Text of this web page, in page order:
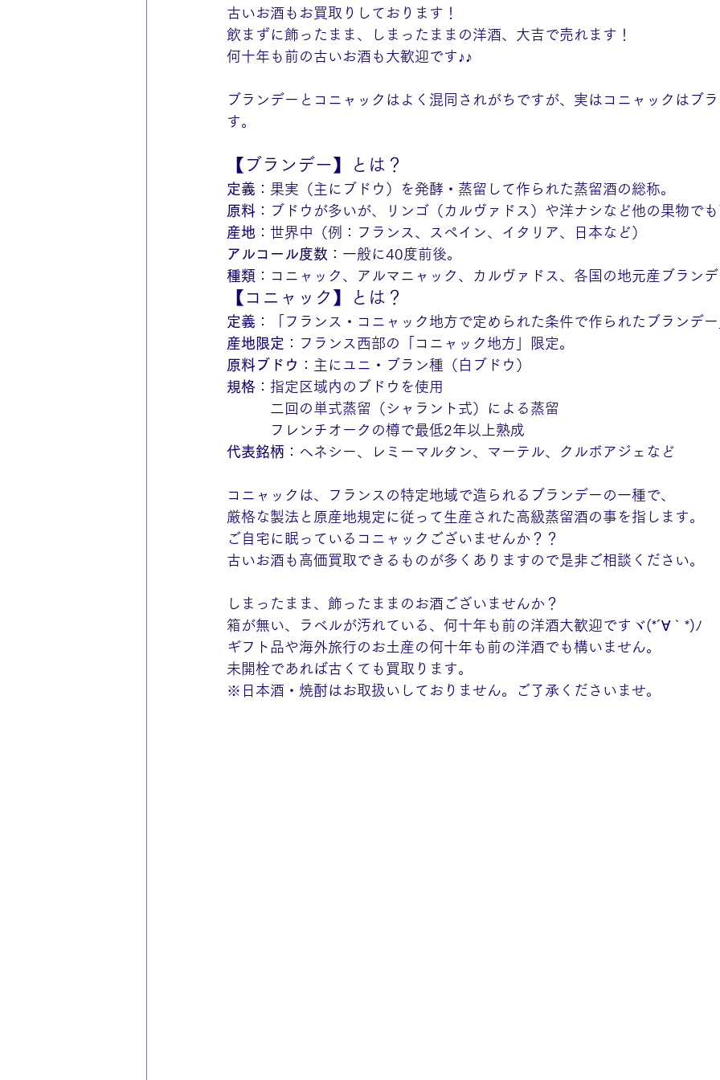
古いお酒もお買取りしております！
飲まずに飾ったまま、しまったままの洋酒、大吉で売れます！
何十年も前の古いお酒も大歓迎です♪♪
ブランデーとコニャックはよく混同されがちですが、実はコニャックはブ
す。
【ブランデー】とは？
定義 ：果実（主にブドウ）を発酵・蒸留して作られた蒸留酒の総称。
原料 ：ブドウが多いが、リンゴ（カルヴァドス）や洋ナシなど他の果物で
産地 ：世界中（例：フランス、スペイン、イタリア、日本など）
アルコール度数 ：一般に40度前後。
種類 ：コニャック、アルマニャック、カルヴァドス、各国の地元産ブラン
【コニャック】とは？
定義 ：「フランス・コニャック地方で定められた条件で作られたブランデ
産地限定 ：フランス西部の「コニャック地方」限定。
原料ブドウ
：主にユニ・ブラン種（白ブドウ）
規格 ：指定区域内のブドウを使用
二回の単式蒸留（シャラント式）による蒸留
フレンチオークの樽で最低2年以上熟成
代表銘柄 ：ヘネシー、レミーマルタン、マーテル、クルボアジェなど
コニャックは、フランスの特定地域で造られるブランデーの一種で、
厳格な製法と原産地規定に従って生産された高級蒸留酒の事を指します。
ご自宅に眠っているコニャックございませんか？？
古いお酒も高価買取できるものが多くありますので是非ご相談ください。
しまったまま、飾ったままのお酒ございませんか？
箱が無い、ラベルが汚れている、何十年も前の洋酒大歓迎ですヾ(*´∀｀*)ﾉ
ギフト品や海外旅行のお土産の何十年も前の洋酒でも構いません。
未開栓であれば古くても買取ります。
※日本酒・焼酎はお取扱いしておりません。ご了承くださいませ。